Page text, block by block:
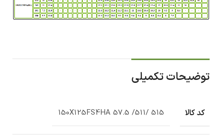
توضیحات تکمیلی
کد کالا 150X125FS4HA 57.5 /511/ 515